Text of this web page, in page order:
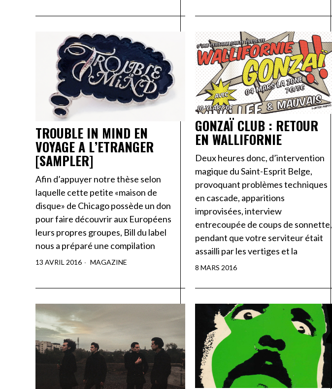
TROUBLE IN MIND EN
VOYAGE A L’ETRANGER
[SAMPLER]
Afin d’appuyer notre thèse selon
laquelle cette petite «maison de
disque» de Chicago possède un don
pour faire découvrir aux Européens
leurs propres groupes, Bill du label
nous a préparé une compilation
13 AVRIL 2016 MAGAZINE
GONZAÏ CLUB : RETOUR
EN WALLIFORNIE
Deux heures donc, d’intervention
magique du Saint-Esprit Belge,
provoquant problèmes techniques
en cascade, apparitions
improvisées, interview
entrecoupée de coups de sonnette,
pendant que votre serviteur était
assailli par les vertiges et la
8 MARS 2016